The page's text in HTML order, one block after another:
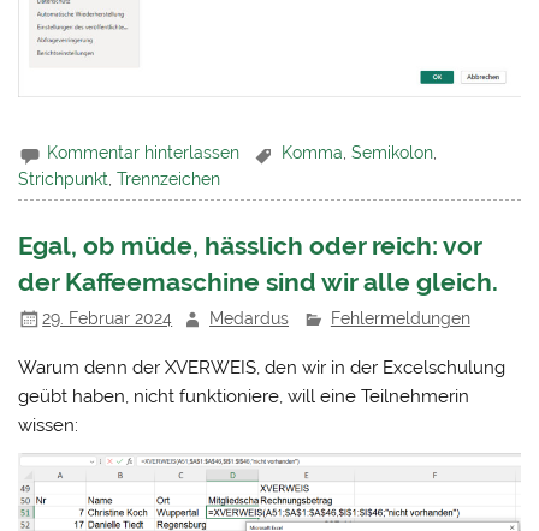
Kommentar hinterlassen Komma ,Semikolon
Strichpunkt ,Trennzeichen
Egal, ob müde, hässlich oder reich: vor
der Kaffeemaschine sind wir alle gleich.
29. Februar 2024 Medardus Fehlermeldungen
Warum denn der XVERWEIS, den wir in der Excelschulung
geübt haben, nicht funktioniere, will eine Teilnehmerin
wissen: